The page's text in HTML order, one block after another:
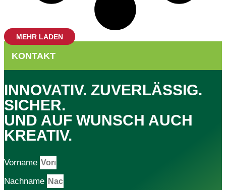
MEHR LADEN
KONTAKT
INNOVATIV. ZUVERLÄSSIG.
SICHER.
UND AUF WUNSCH AUCH
KREATIV.
Vorname
Nachname